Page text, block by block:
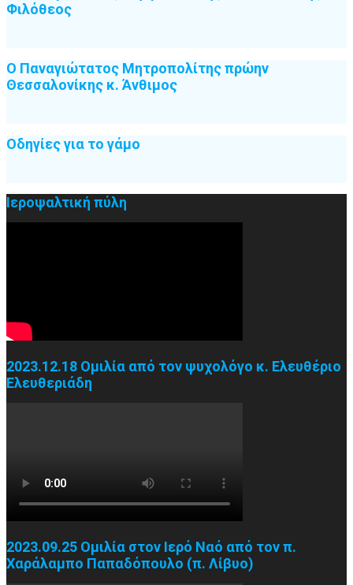
Φιλόθεος
Ο Παναγιώτατος Μητροπολίτης πρώην
Θεσσαλονίκης κ. Άνθιμος
Οδηγίες για το γάμο
Ιεροψαλτική πύλη
2023.12.18 Ομιλία από τον ψυχολόγο κ. Ελευθέριο
Ελευθεριάδη
2023.09.25 Ομιλία στον Ιερό Ναό από τον π.
Χαράλαμπο Παπαδόπουλο (π. Λίβυο)